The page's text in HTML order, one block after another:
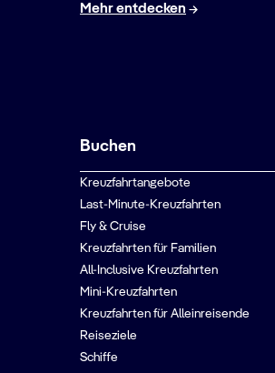
Mehr entdecken
Buchen
Kreuzfahrtangebote
Last-Minute-Kreuzfahrten
Fly & Cruise
Kreuzfahrten für Familien
All-Inclusive Kreuzfahrten
Mini-Kreuzfahrten
Kreuzfahrten für Alleinreisende
Reiseziele
Schiffe